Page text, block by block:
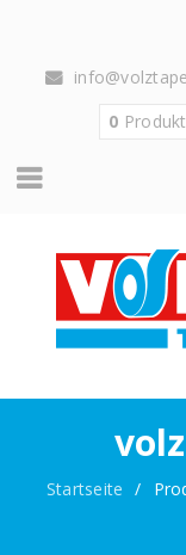
0
Startseite /